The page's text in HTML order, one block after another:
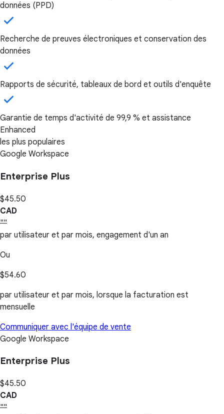
données (PPD)
Recherche de preuves électroniques et conservation des
données
Rapports de sécurité, tableaux de bord et outils d'enquête
Garantie de temps d'activité de 99,9 % et assistance
Enhanced
les plus populaires
Google Workspace
Enterprise Plus
$45.50
CAD
""
par utilisateur et par mois, engagement d'un an
Ou
$54.60
par utilisateur et par mois, lorsque la facturation est
mensuelle
Communiquer avec l'équipe de vente
Google Workspace
Enterprise Plus
$45.50
CAD
""